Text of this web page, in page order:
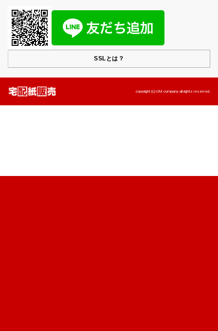
SSLとは？
copyright (c) OM company all rights reserved.